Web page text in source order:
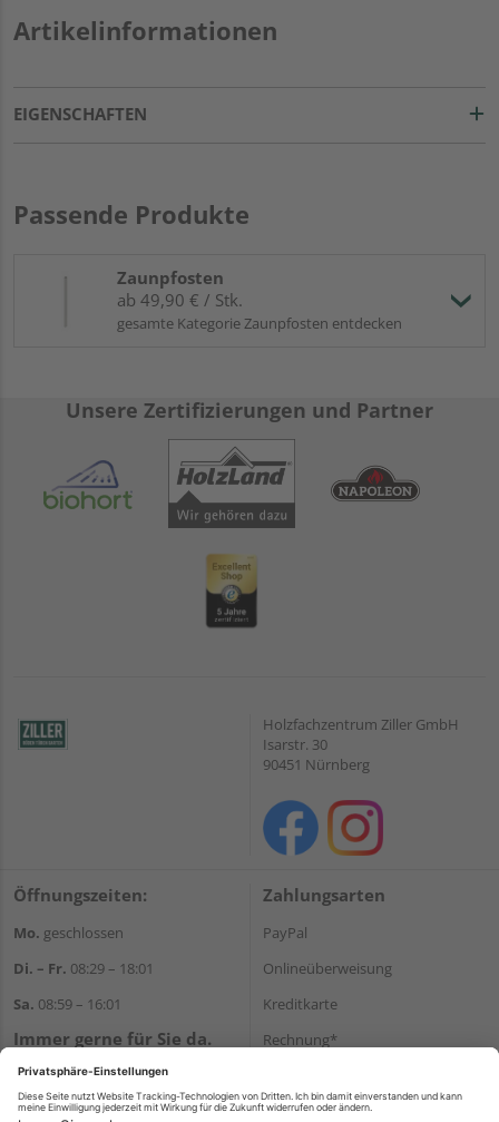
Artikelinformationen
EIGENSCHAFTEN
Passende Produkte
Zaunpfosten
ab 49,90 € / Stk.
gesamte Kategorie Zaunpfosten entdecken
Unsere Zertifizierungen und Partner
Holzfachzentrum Ziller GmbH
Isarstr. 30
90451 Nürnberg
Öffnungszeiten:
Mo. geschlossen
Di. – Fr. 08:29 – 18:01
Sa. 08:59 – 16:01
Immer gerne für Sie da.
E-Mail:kontakt@holzziller.de
Zahlungsarten
PayPal
Onlineüberweisung
Kreditkarte
Rechnung*
Versand